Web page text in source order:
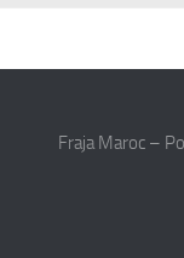
Fraja Maroc –